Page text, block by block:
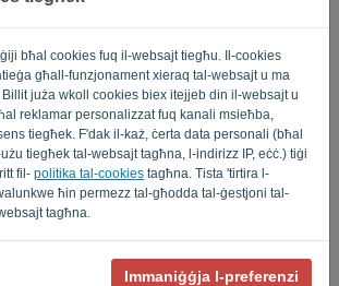
bħal cookies fuq il-websajt tiegħu. Il-cookies
għall-funzjonament xieraq tal-websajt u ma
juża wkoll cookies biex itejjeb din il-websajt u
reklamar personalizzat fuq kanali msieħba,
tiegħek. F'dak il-każ, ċerta data personali (bħal
tiegħek tal-websajt tagħna, l-indirizz IP, eċċ.) tiġi
fil- politika tal-cookies tagħna. Tista 'tirtira l-
ħin permezz tal-għodda tal-ġestjoni tal-
tagħna.
Immaniġġja l-preferenzi
Insejt il-password?
SINJAL